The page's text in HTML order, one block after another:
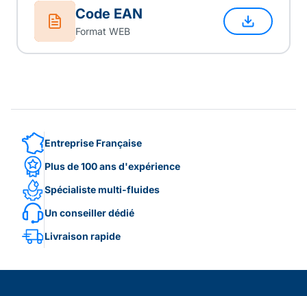
Code EAN
Format WEB
Entreprise Française
Plus de 100 ans d'expérience
Spécialiste multi-fluides
Un conseiller dédié
Livraison rapide